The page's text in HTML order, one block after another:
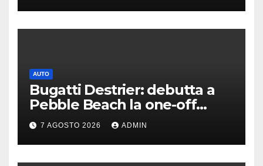
AUTO
Bugatti Destrier: debutta a
Pebble Beach la one-off
derivata dalla Bolide
7 AGOSTO 2026 ADMIN